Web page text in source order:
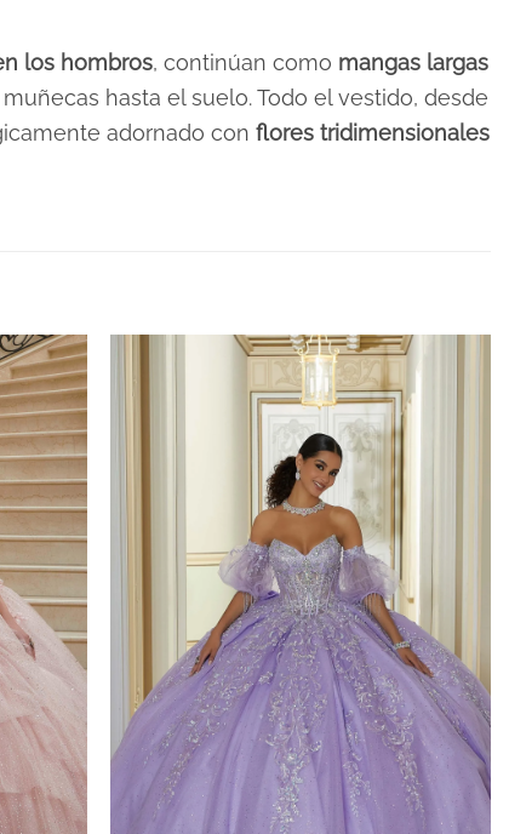
los hombros, continúan como mangas largas
hasta el suelo. Todo el vestido, desde
adornado con flores tridimensionales